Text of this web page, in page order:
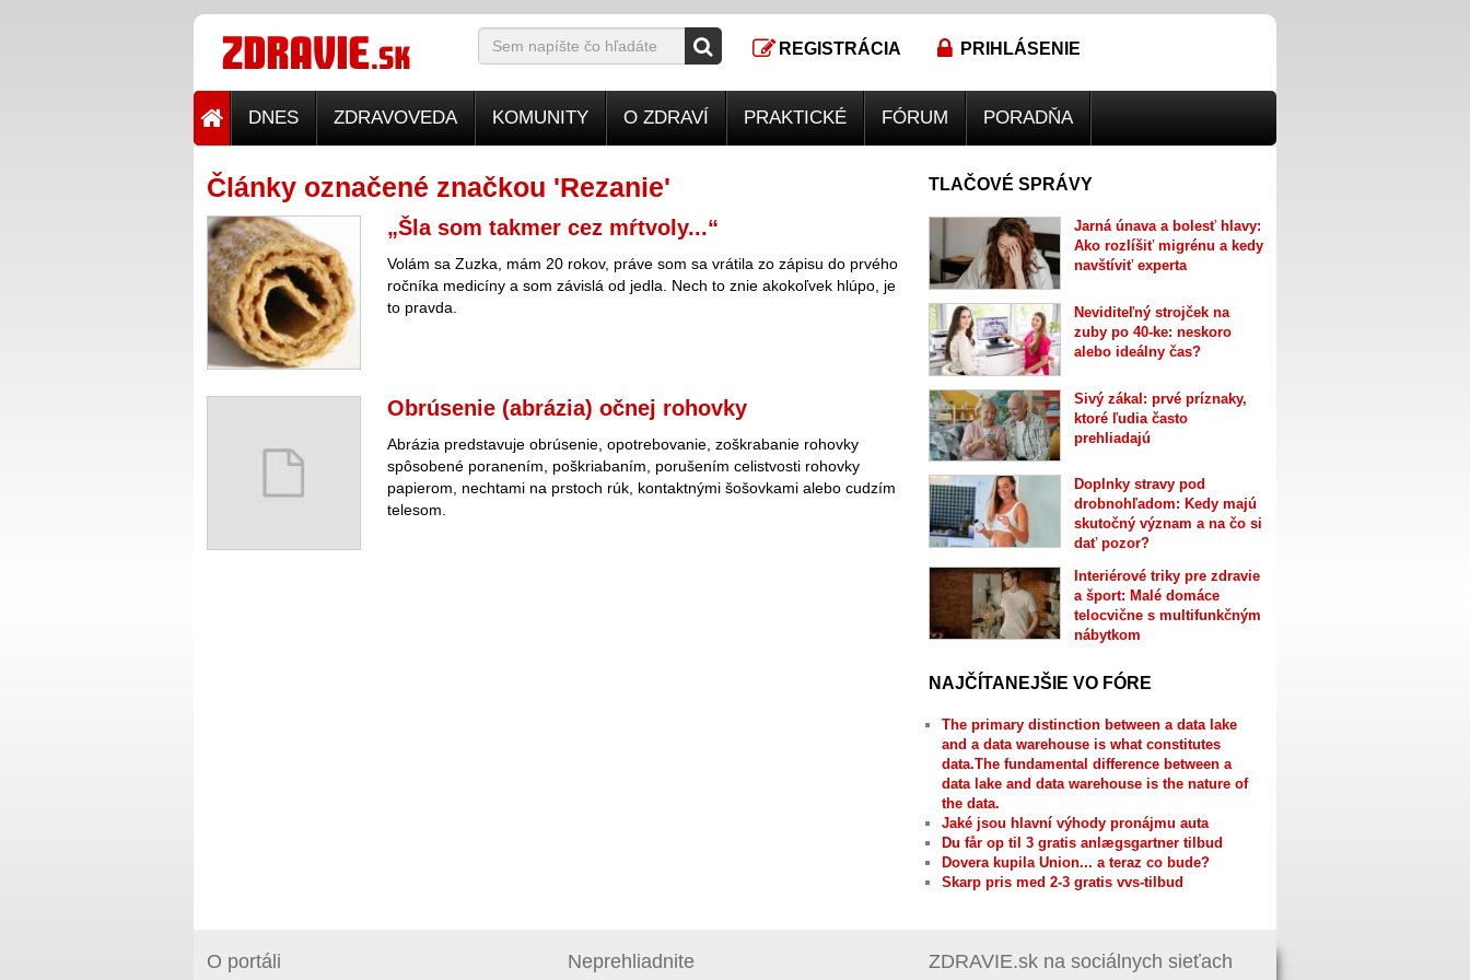
REGISTRÁCIA PRIHLÁSENIE
DNES ZDRAVOVEDA KOMUNITY O ZDRAVÍ PRAKTICKÉ FÓRUM PORADŇA
Články označené značkou 'Rezanie'
„Šla som takmer cez mŕtvoly...“
Volám sa Zuzka, mám 20 rokov, práve som sa vrátila zo zápisu do prvého
ročníka medicíny a som závislá od jedla. Nech to znie akokoľvek hlúpo, je
to pravda.
Obrúsenie (abrázia) očnej rohovky
Abrázia predstavuje obrúsenie, opotrebovanie, zoškrabanie rohovky
spôsobené poranením, poškriabaním, porušením celistvosti rohovky
papierom, nechtami na prstoch rúk, kontaktnými šošovkami alebo cudzím
telesom.
TLAČOVÉ SPRÁVY
Jarná únava a bolesť hlavy:
Ako rozlíšiť migrénu a kedy
navštíviť experta
Neviditeľný strojček na
zuby po 40-ke: neskoro
alebo ideálny čas?
Sivý zákal: prvé príznaky,
ktoré ľudia často
prehliadajú
Doplnky stravy pod
drobnohľadom: Kedy majú
skutočný význam a na čo si
dať pozor?
Interiérové triky pre zdravie
a šport: Malé domáce
telocvične s multifunkčným
nábytkom
NAJČÍTANEJŠIE VO FÓRE
The primary distinction between a data lake
and a data warehouse is what constitutes
data.The fundamental difference between a
data lake and data warehouse is the nature of
the data.
Jaké jsou hlavní výhody pronájmu auta
Du får op til 3 gratis anlægsgartner tilbud
Dovera kupila Union... a teraz co bude?
Skarp pris med 2-3 gratis vvs-tilbud
O portáli Neprehliadnite ZDRAVIE.sk na sociálnych sieťach